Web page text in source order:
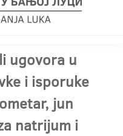
ugovora u
i isporuke
jun
natrijum i